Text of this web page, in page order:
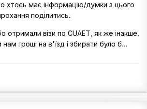
хтось має інформацію/думки з цього
поділитись.
візи по CUAET, як же інакше.
гроші на в'їзд і збирати було б...